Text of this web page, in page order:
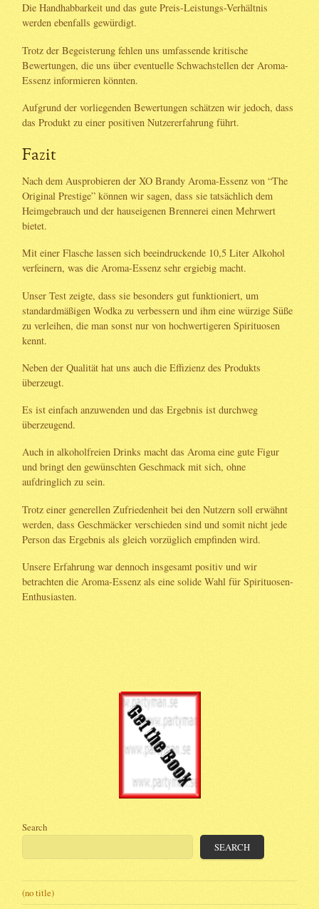
Die Handhabbarkeit und das gute Preis-Leistungs-Verhältnis
werden ebenfalls gewürdigt.
Trotz der Begeisterung fehlen uns umfassende kritische
Bewertungen, die uns über eventuelle Schwachstellen der Aroma-
Essenz informieren könnten.
Aufgrund der vorliegenden Bewertungen schätzen wir jedoch, dass
das Produkt zu einer positiven Nutzererfahrung führt.
Fazit
Nach dem Ausprobieren der XO Brandy Aroma-Essenz von “The
Original Prestige” können wir sagen, dass sie tatsächlich dem
Heimgebrauch und der hauseigenen Brennerei einen Mehrwert
bietet.
Mit einer Flasche lassen sich beeindruckende 10,5 Liter Alkohol
verfeinern, was die Aroma-Essenz sehr ergiebig macht.
Unser Test zeigte, dass sie besonders gut funktioniert, um
standardmäßigen Wodka zu verbessern und ihm eine würzige Süße
zu verleihen, die man sonst nur von hochwertigeren Spirituosen
kennt.
Neben der Qualität hat uns auch die Effizienz des Produkts
überzeugt.
Es ist einfach anzuwenden und das Ergebnis ist durchweg
überzeugend.
Auch in alkoholfreien Drinks macht das Aroma eine gute Figur
und bringt den gewünschten Geschmack mit sich, ohne
aufdringlich zu sein.
Trotz einer generellen Zufriedenheit bei den Nutzern soll erwähnt
werden, dass Geschmäcker verschieden sind und somit nicht jede
Person das Ergebnis als gleich vorzüglich empfinden wird.
Unsere Erfahrung war dennoch insgesamt positiv und wir
betrachten die Aroma-Essenz als eine solide Wahl für Spirituosen-
Enthusiasten.
Search
SEARCH
(no title)